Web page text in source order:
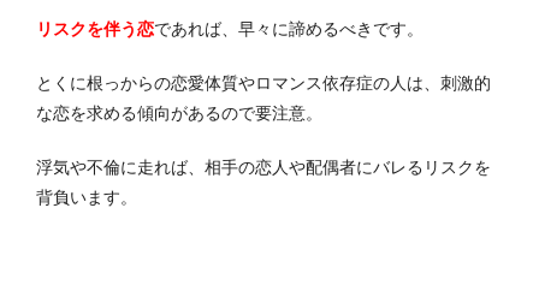
リスクを伴う恋であれば、早々に諦めるべきです。
とくに根っからの恋愛体質やロマンス依存症の人は、刺激的
な恋を求める傾向があるので要注意。
浮気や不倫に走れば、相手の恋人や配偶者にバレるリスクを
背負います。